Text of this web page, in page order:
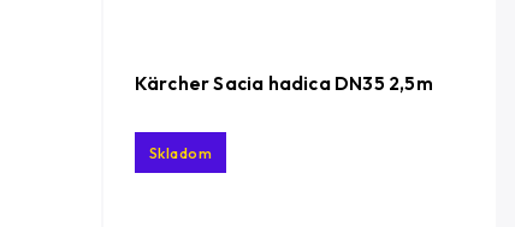
Kärcher Sacia hadica DN35 2,5m
Skladom